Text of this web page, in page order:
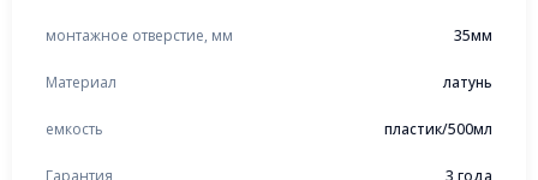
монтажное отверстие, мм 35мм
Материал латунь
емкость пластик/500мл
Гарантия 3 года